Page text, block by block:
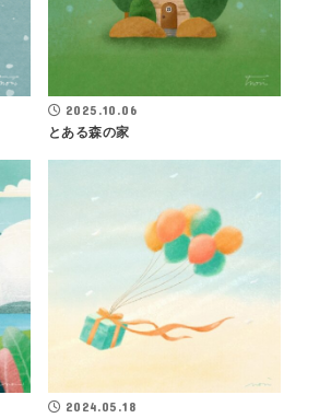
2025.10.06
とある森の家
2024.05.18